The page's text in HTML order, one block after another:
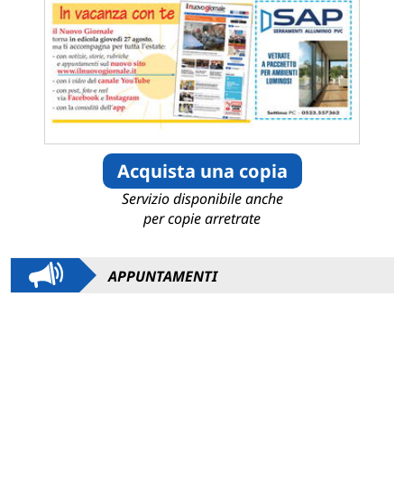
Acquista una copia
Servizio disponibile anche
per copie arretrate
APPUNTAMENTI